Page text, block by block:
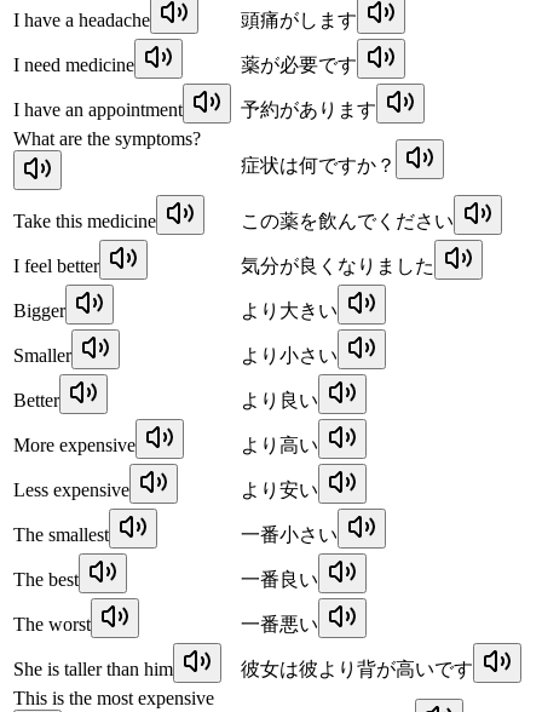
I have a headache 頭痛がします
I need medicine 薬が必要です
I have an appointment
予約があります
What are the symptoms?
症状は何ですか？
Take this medicine この薬を飲んでください
I feel better 気分が良くなりました
Bigger より大きい
Smaller より小さい
Better より良い
More expensive より高い
Less expensive より安い
The smallest 一番小さい
The best 一番良い
The worst 一番悪い
She is taller than him
彼女は彼より背が高いです
This is the most expensive